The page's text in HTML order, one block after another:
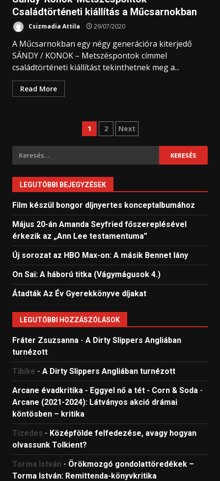
Családtörténeti kiállítás a Műcsarnokban
Csizmadia Attila 29/07/2020
A Műcsarnokban egy négy generációra kiterjedő
SÁNDY / KONOK – Metszéspontok címmel
családtörténeti kiállítást tekinthetnek meg a...
Read More
Bejegyzések
lapozása
1 2 Next
Keresés:
LEGUTÓBBI BEJEGYZÉSEK
Film készül bongor díjnyertes konceptalbumához
Május 20-án Amanda Seyfried főszereplésével
érkezik az „Ann Lee testamentuma”
Új sorozat az HBO Max-on: A másik Bennet lány
On Sai: A ​háború titka (Vágymágusok 4.)
Átadták Az Év Gyerekkönyve díjakat
LEGUTÓBBI HOZZÁSZÓLÁSOK
Fráter Zsuzsanna - A Dirty Slippers Angliában
turnézott
Tibike - A Dirty Slippers Angliában turnézott
Arcane évadkritika - Eggyel nő a tét - Corn & Soda -
Arcane (2021-2024): Látványos akció drámai
köntösben – kritika
Tizedes - Középfölde felfedezése, avagy hogyan
olvassunk Tolkient?
Torma István - Örökmozgó gondolattöredékek –
Torma István: Remittenda-könyvkritika